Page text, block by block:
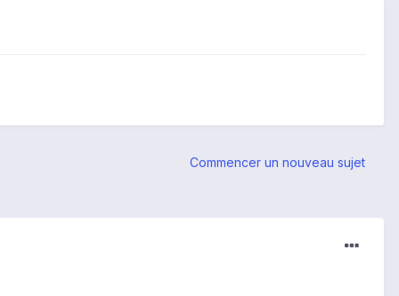
Commencer un nouveau sujet